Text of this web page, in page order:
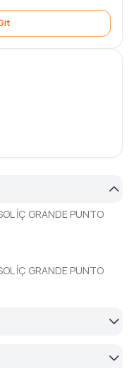
İÇ GRANDE PUNTO
İÇ GRANDE PUNTO